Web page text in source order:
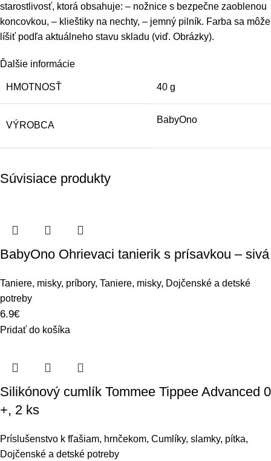
starostlivosť, ktorá obsahuje: – nožnice s bezpečne zaoblenou
koncovkou, – klieštiky na nechty, – jemný pilník. Farba sa môže
líšiť podľa aktuálneho stavu skladu (viď. Obrázky).
Ďalšie informácie
HMOTNOSŤ 40 g
VÝROBCA
BabyOno
Súvisiace produkty
BabyOno Ohrievaci tanierik s prísavkou – sivá
Taniere, misky, príbory, Taniere, misky, Dojčenské a detské
potreby
6.9€
Pridať do košíka
Silikónový cumlík Tommee Tippee Advanced 0
+, 2 ks
Príslušenstvo k fľašiam, hrnčekom, Cumlíky, slamky, pítka,
Dojčenské a detské potreby